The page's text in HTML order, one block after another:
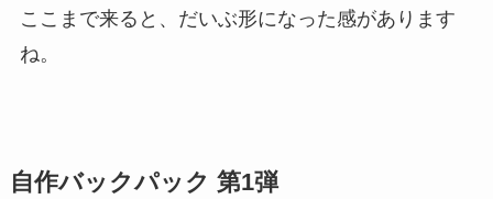
ここまで来ると、だいぶ形になった感があります
ね。
自作バックパック 第1弾